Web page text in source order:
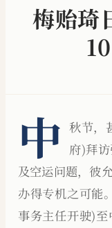
梅贻琦
中 秋节，
府)拜
及空运问题，彼
办得专机之可能
事务主任开驶)